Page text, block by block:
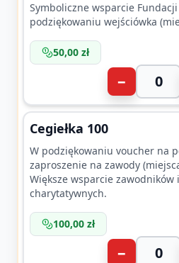
Symboliczne wsparcie
podziękowaniu wejściówka
50,00 zł
−
Cegiełka 100
W podziękowaniu voucher na
zaproszenie na zawody
Większe wsparcie zawodników
charytatywnych.
100,00 zł
−